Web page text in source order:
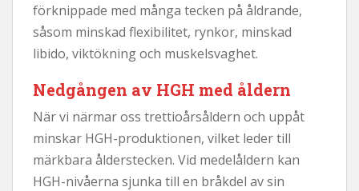
förknippade med många tecken på åldrande,
såsom minskad flexibilitet, rynkor, minskad
libido, viktökning och muskelsvaghet.
Nedgången av HGH med åldern
När vi närmar oss trettioårsåldern och uppåt
minskar HGH-produktionen, vilket leder till
märkbara ålderstecken. Vid medelåldern kan
HGH-nivåerna sjunka till en bråkdel av sin